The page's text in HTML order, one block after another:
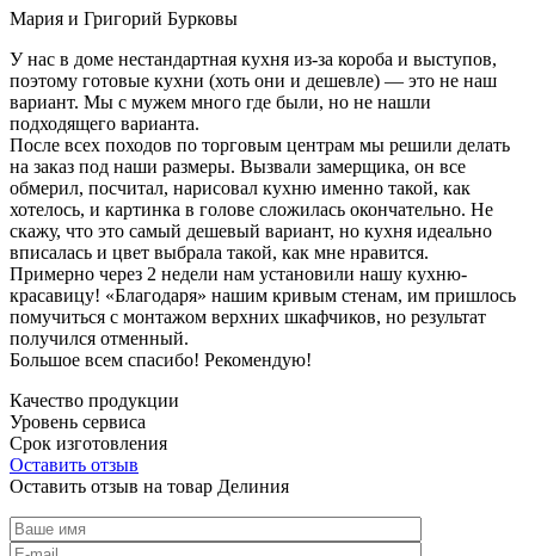
Мария и Григорий Бурковы
У нас в доме нестандартная кухня из-за короба и выступов,
поэтому готовые кухни (хоть они и дешевле) — это не наш
вариант. Мы с мужем много где были, но не нашли
подходящего варианта.
После всех походов по торговым центрам мы решили делать
на заказ под наши размеры. Вызвали замерщика, он все
обмерил, посчитал, нарисовал кухню именно такой, как
хотелось, и картинка в голове сложилась окончательно. Не
скажу, что это самый дешевый вариант, но кухня идеально
вписалась и цвет выбрала такой, как мне нравится.
Примерно через 2 недели нам установили нашу кухню-
красавицу! «Благодаря» нашим кривым стенам, им пришлось
помучиться с монтажом верхних шкафчиков, но результат
получился отменный.
Большое всем спасибо! Рекомендую!
Качество продукции
Уровень сервиса
Срок изготовления
Оставить отзыв
Оставить отзыв на товар Делиния